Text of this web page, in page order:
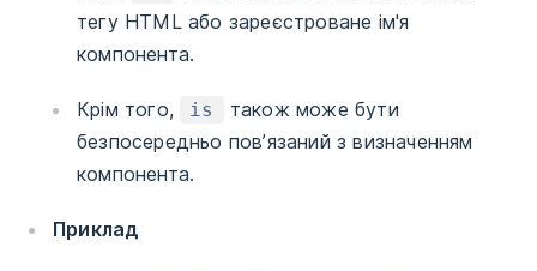
тегу HTML або зареєстроване ім'я
компонента.
Крім того, is
також може бути
безпосередньо пов’язаний з визначенням
компонента.
Приклад